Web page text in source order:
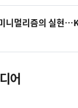
니멀리즘의 실현
어